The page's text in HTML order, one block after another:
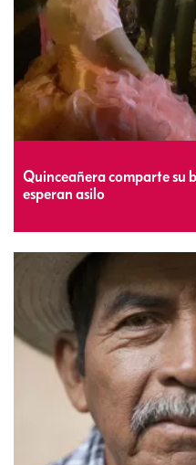
Quinceañera comparte su
esperan asilo